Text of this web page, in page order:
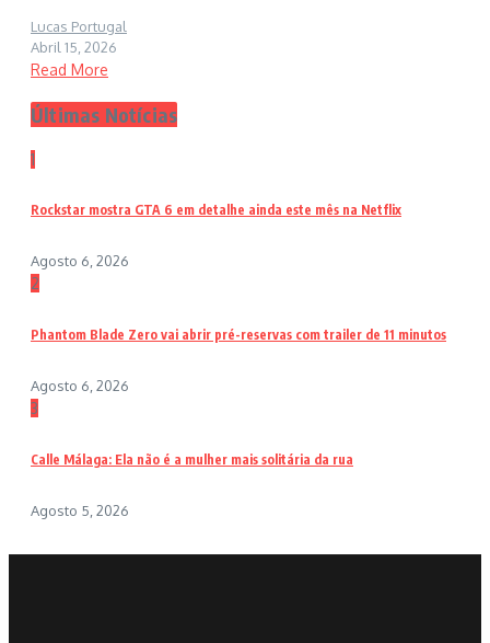
Lucas Portugal
Abril 15, 2026
Read More
Últimas Notícias
1
Rockstar mostra GTA 6 em detalhe ainda este mês na Netflix
Agosto 6, 2026
2
Phantom Blade Zero vai abrir pré-reservas com trailer de 11 minutos
Agosto 6, 2026
3
Calle Málaga: Ela não é a mulher mais solitária da rua
Agosto 5, 2026